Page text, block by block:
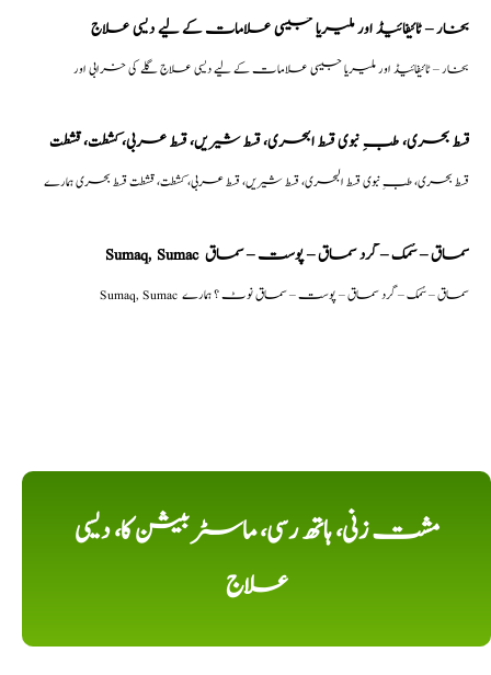
بخار – ٹائیفائیڈ اور ملیریا جیسی علامات کے لیے دیسی علاج
بخار – ٹائیفائیڈ اور ملیریا جیسی علامات کے لیے دیسی علاج گلے کی خرابی اور
قسط بحری، طبِ نبوی قسط البحری، قسط شیریں، قسط عربی، كشطت، قشطت
قسط بحری، طبِ نبوی قسط البحری، قسط شیریں، قسط عربی، كشطت، قشطت قسط بحری ہمارے
Sumaq, Sumac سماق – سُمک – گرد سماق – پوست – سماق
Sumaq, Sumac سماق – سُمک – گرد سماق – پوست – سماق نوٹ ؟ ہمارے
مشت زنی، ہاتھ رسی، ماسٹر بیشن کا، دیسی
علاج